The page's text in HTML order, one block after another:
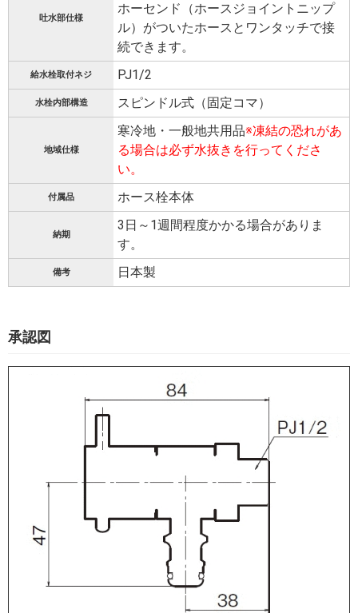
吐水部仕様
ホーセンド（ホースジョイントニップ
ル）がついたホースとワンタッチで接
続できます。
給水栓取付ネジ PJ1/2
水栓内部構造 スピンドル式（固定コマ）
地域仕様
寒冷地・一般地共用品※凍結の恐れがあ
る場合は必ず水抜きを行ってくださ
い。
付属品 ホース栓本体
納期
3日～1週間程度かかる場合がありま
す。
備考 日本製
承認図